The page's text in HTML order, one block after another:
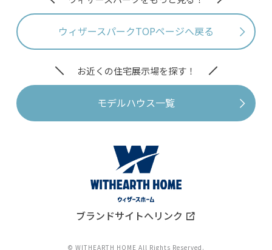
ウィザースパークTOPページへ戻る
お近くの住宅展示場を探す！
モデルハウス一覧
ブランドサイトへリンク
© WITHEARTH HOME All Rights Reserved.